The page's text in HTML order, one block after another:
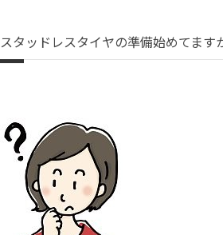
スタッドレスタイヤの準備始めてます